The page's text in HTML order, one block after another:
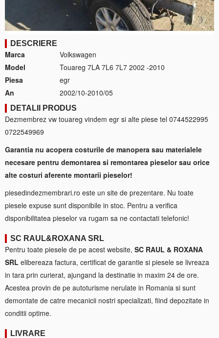
DESCRIERE
Marca
Volkswagen
Model
Touareg 7LA 7L6 7L7 2002 -2010
Piesa
egr
An
2002/10-2010/05
DETALII PRODUS
Dezmembrez vw touareg vindem egr si alte piese tel 0744522995
0722549969
Garantia nu acopera costurile de manopera sau materialele
necesare pentru demontarea si remontarea pieselor sau orice
alte costuri aferente montarii pieselor!
piesedindezmembrari.ro este un site de prezentare. Nu toate
piesele expuse sunt disponibile in stoc. Pentru a verifica
disponibilitatea pieselor va rugam sa ne contactati telefonic!
SC RAUL&ROXANA SRL
Pentru toate piesele de pe acest website, SC RAUL & ROXANA
SRL elibereaza factura, certificat de garantie si piesele se livreaza
in tara prin curierat, ajungand la destinatie in maxim 24 de ore.
Acestea provin de pe autoturisme nerulate in Romania si sunt
demontate de catre mecanicii nostri specializati, fiind depozitate in
conditii optime.
LIVRARE